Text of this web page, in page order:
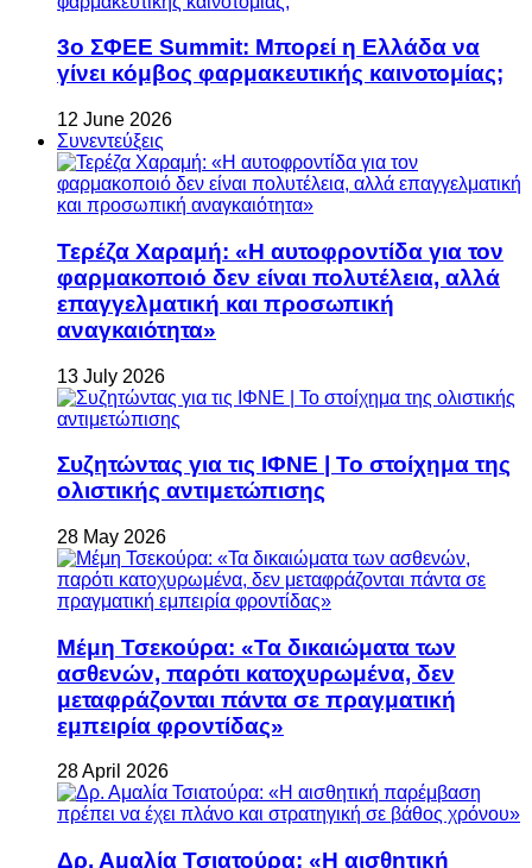
3ο ΣΦΕΕ Summit: Μπορεί η Ελλάδα να
γίνει κόμβος φαρμακευτικής καινοτομίας;
12 June 2026
Συνεντεύξεις
Τερέζα Χαραμή: «Η αυτοφροντίδα για τον
φαρμακοποιό δεν είναι πολυτέλεια, αλλά
επαγγελματική και προσωπική
αναγκαιότητα»
13 July 2026
Συζητώντας για τις ΙΦΝΕ | Το στοίχημα της
ολιστικής αντιμετώπισης
28 May 2026
Μέμη Τσεκούρα: «Τα δικαιώματα των
ασθενών, παρότι κατοχυρωμένα, δεν
μεταφράζονται πάντα σε πραγματική
εμπειρία φροντίδας»
28 April 2026
Δρ. Αμαλία Τσιατούρα: «Η αισθητική